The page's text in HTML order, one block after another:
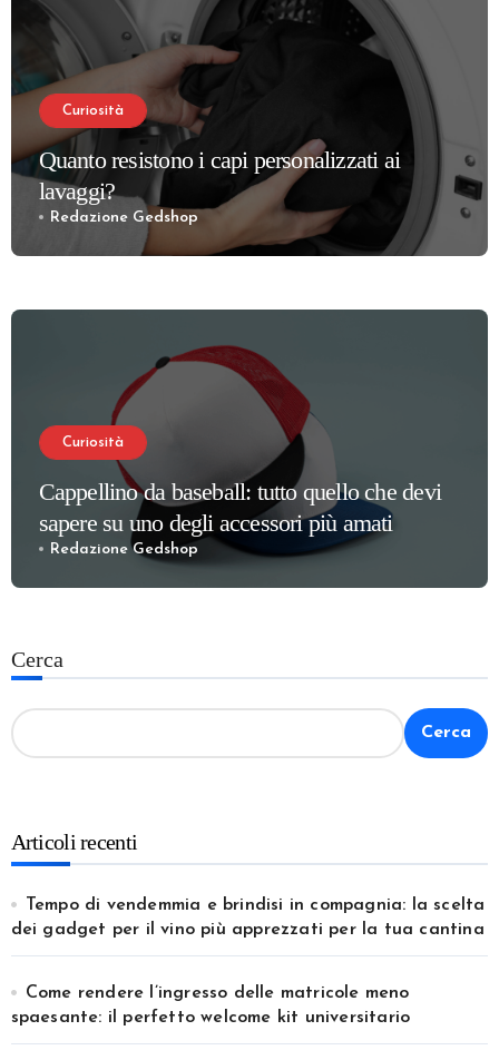
Curiosità
Quanto resistono i capi personalizzati ai
lavaggi?
Redazione Gedshop
Curiosità
Cappellino da baseball: tutto quello che devi
sapere su uno degli accessori più amati
Redazione Gedshop
Cerca
Cerca
Articoli recenti
Tempo di vendemmia e brindisi in compagnia: la scelta
dei gadget per il vino più apprezzati per la tua cantina
Come rendere l’ingresso delle matricole meno
spaesante: il perfetto welcome kit universitario